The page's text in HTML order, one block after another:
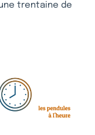
trentaine de